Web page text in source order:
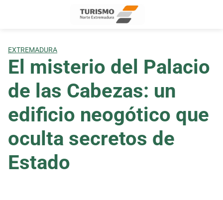
EXTREMADURA
El misterio del Palacio
de las Cabezas: un
edificio neogótico que
oculta secretos de
Estado